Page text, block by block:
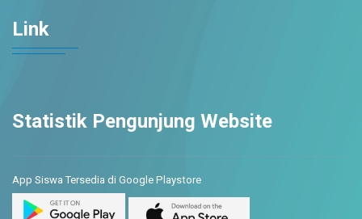
Link
Statistik Pengunjung Website
App Siswa Tersedia di Google Playstore